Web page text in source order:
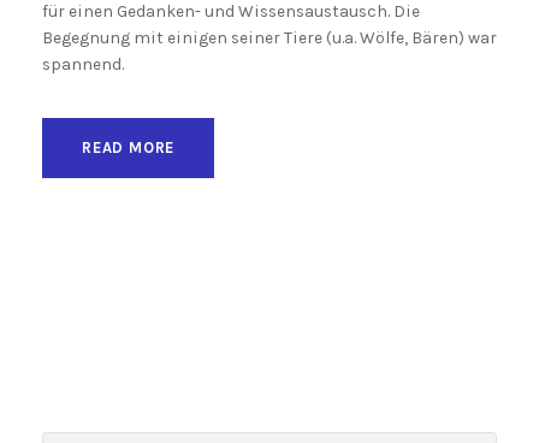
für einen Gedanken- und Wissensaustausch. Die
Begegnung mit einigen seiner Tiere (u.a. Wölfe, Bären) war
spannend.
READ MORE